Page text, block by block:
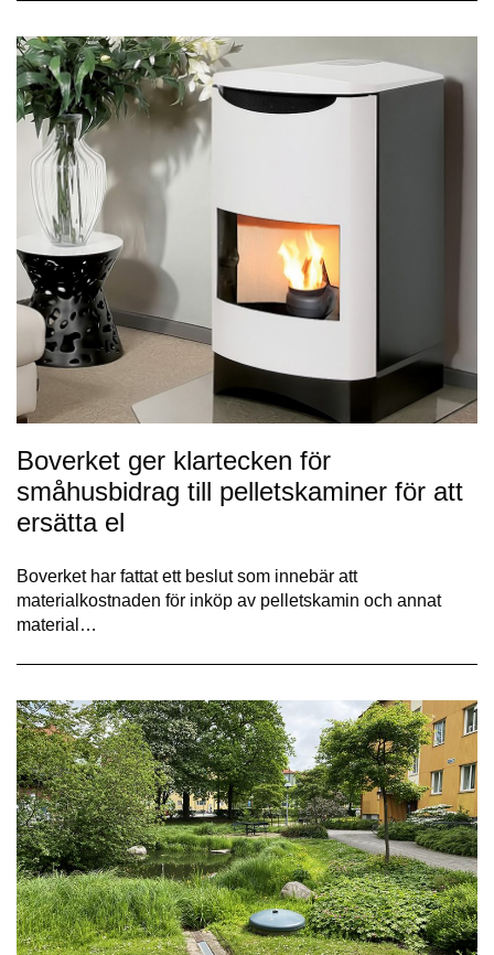
Boverket ger klartecken för
småhusbidrag till pelletskaminer för att
ersätta el
Boverket har fattat ett beslut som innebär att
materialkostnaden för inköp av pelletskamin och annat
material…